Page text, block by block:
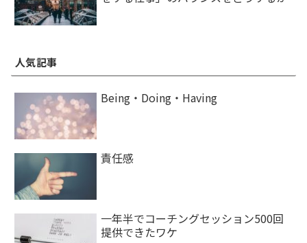
人気記事
Being・Doing・Having
責任感
一年半でコーチングセッション500回
提供できたワケ